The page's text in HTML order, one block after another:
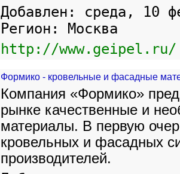
Добавлен: среда, 10
Регион: Москва
http://www.geipel.ru/
Формико - кровельные и фасадные
Компания «Формико»
рынке качественные и
материалы. В первую
кровельных и фасадных
производителей.